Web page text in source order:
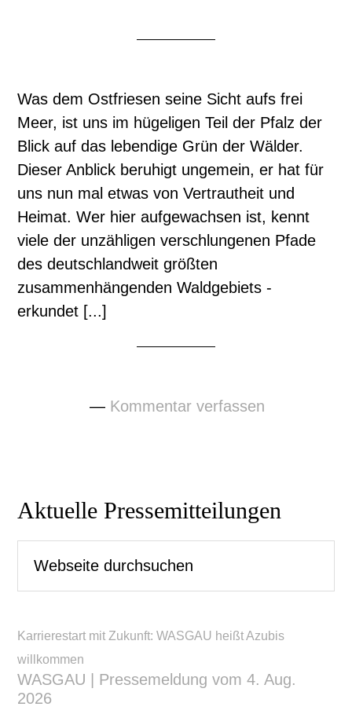
Was dem Ostfriesen seine Sicht aufs frei
Meer, ist uns im hügeligen Teil der Pfalz der
Blick auf das lebendige Grün der Wälder.
Dieser Anblick beruhigt ungemein, er hat für
uns nun mal etwas von Vertrautheit und
Heimat. Wer hier aufgewachsen ist, kennt
viele der unzähligen verschlungenen Pfade
des deutschlandweit größten
zusammenhängenden Waldgebiets -
erkundet [...]
Kommentar verfassen
Seitenspalte
Aktuelle Pressemitteilungen
durchsuchen
Karrierestart mit Zukunft: WASGAU heißt Azubis
willkommen
WASGAU | Pressemeldung vom 4. Aug.
2026